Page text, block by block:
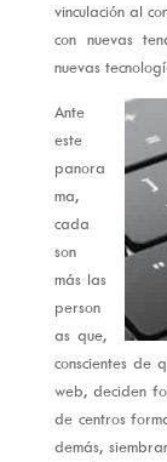
vinculación al
con nuevas
nuevas
Ante
este
panora
ma,
cada
son
más las
person
as que,
conscientes de
web, deciden
de centros
demás,